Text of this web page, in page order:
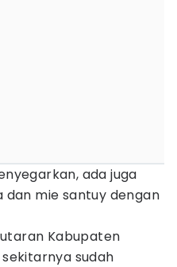
ada juga
mie santuy dengan
Kabupaten
sudah